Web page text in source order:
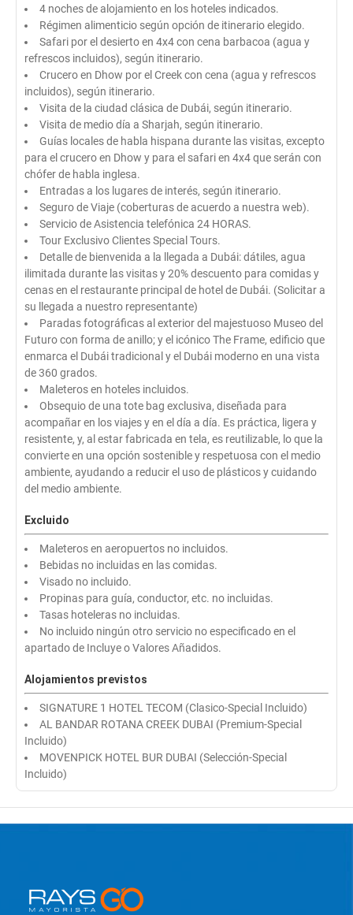
4 noches de alojamiento en los hoteles indicados.
Régimen alimenticio según opción de itinerario elegido.
Safari por el desierto en 4x4 con cena barbacoa (agua y
refrescos incluidos), según itinerario.
Crucero en Dhow por el Creek con cena (agua y refrescos
incluidos), según itinerario.
Visita de la ciudad clásica de Dubái, según itinerario.
Visita de medio día a Sharjah, según itinerario.
Guías locales de habla hispana durante las visitas, excepto
para el crucero en Dhow y para el safari en 4x4 que serán con
chófer de habla inglesa.
Entradas a los lugares de interés, según itinerario.
Seguro de Viaje (coberturas de acuerdo a nuestra web).
Servicio de Asistencia telefónica 24 HORAS.
Tour Exclusivo Clientes Special Tours.
Detalle de bienvenida a la llegada a Dubái: dátiles, agua
ilimitada durante las visitas y 20% descuento para comidas y
cenas en el restaurante principal de hotel de Dubái. (Solicitar a
su llegada a nuestro representante)
Paradas fotográficas al exterior del majestuoso Museo del
Futuro con forma de anillo; y el icónico The Frame, edificio que
enmarca el Dubái tradicional y el Dubái moderno en una vista
de 360 grados.
Maleteros en hoteles incluidos.
Obsequio de una tote bag exclusiva, diseñada para
acompañar en los viajes y en el día a día. Es práctica, ligera y
resistente, y, al estar fabricada en tela, es reutilizable, lo que la
convierte en una opción sostenible y respetuosa con el medio
ambiente, ayudando a reducir el uso de plásticos y cuidando
del medio ambiente.
Excluido
Maleteros en aeropuertos no incluidos.
Bebidas no incluidas en las comidas.
Visado no incluido.
Propinas para guía, conductor, etc. no incluidas.
Tasas hoteleras no incluidas.
No incluido ningún otro servicio no especificado en el
apartado de Incluye o Valores Añadidos.
Alojamientos previstos
SIGNATURE 1 HOTEL TECOM (Clasico-Special Incluido)
AL BANDAR ROTANA CREEK DUBAI (Premium-Special
Incluido)
MOVENPICK HOTEL BUR DUBAI (Selección-Special
Incluido)